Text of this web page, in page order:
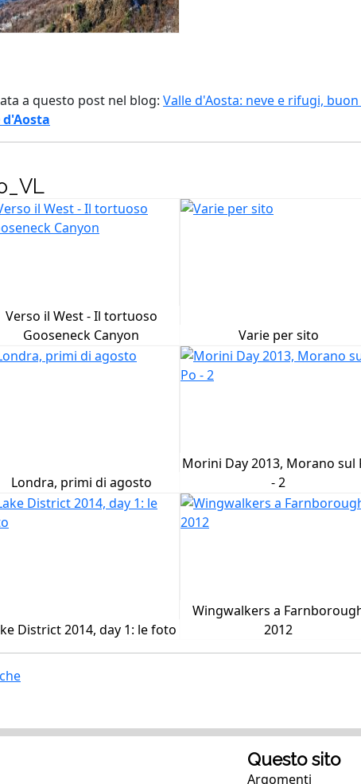
a questo post nel blog: Valle d'Aosta: neve e rifugi,
d'Aosta
Verso il West - Il tortuoso
Gooseneck Canyon
Varie per sito
Londra, primi di agosto
Morini Day 2013, Morano sul
- 2
District 2014, day 1: le foto
Wingwalkers a
2012
Questo sito
Argomenti